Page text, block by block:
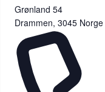
Grønland 54
Drammen, 3045 Norge